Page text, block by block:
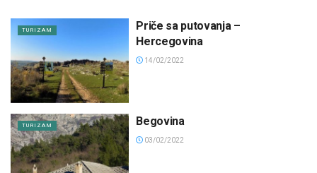
TURIZAM
Priče sa putovanja –
Hercegovina
14/02/2022
TURIZAM Begovina
03/02/2022